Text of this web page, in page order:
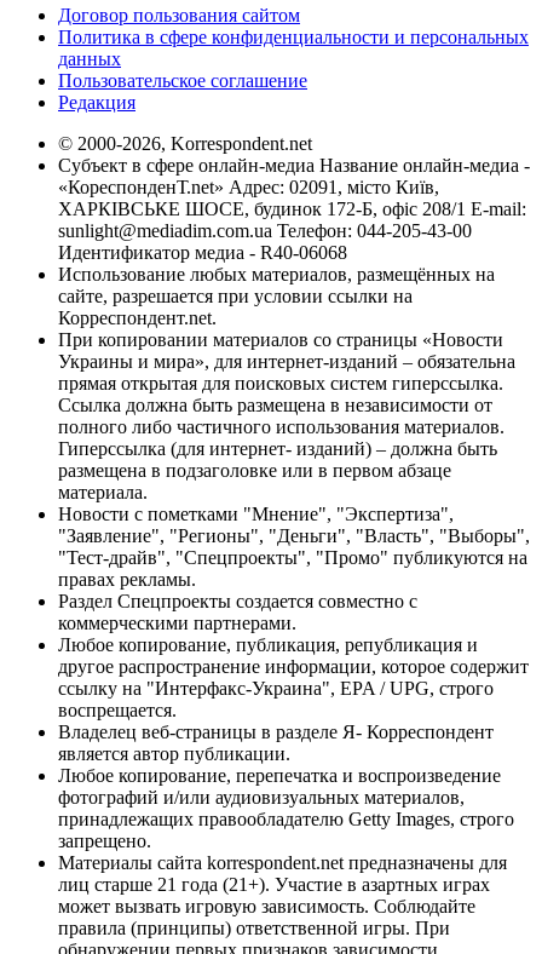
Договор пользования сайтом
Политика в сфере конфиденциальности и персональных
данных
Пользовательское соглашение
Редакция
© 2000-2026, Korrespondent.net
Субъект в сфере онлайн-медиа Название онлайн-медиа -
«КореспонденТ.net» Адрес: 02091, місто Київ,
ХАРКІВСЬКЕ ШОСЕ, будинок 172-Б, офіс 208/1 E-mail:
sunlight@mediadim.com.ua Телефон: 044-205-43-00
Идентификатор медиа - R40-06068
Использование любых материалов, размещённых на
сайте, разрешается при условии ссылки на
Корреспондент.net.
При копировании материалов со страницы «Новости
Украины и мира», для интернет-изданий – обязательна
прямая открытая для поисковых систем гиперссылка.
Ссылка должна быть размещена в независимости от
полного либо частичного использования материалов.
Гиперссылка (для интернет- изданий) – должна быть
размещена в подзаголовке или в первом абзаце
материала.
Новости с пометками "Мнение", "Экспертиза",
"Заявление", "Регионы", "Деньги", "Власть", "Выборы",
"Тест-драйв", "Спецпроекты", "Промо" публикуются на
правах рекламы.
Раздел Спецпроекты создается совместно с
коммерческими партнерами.
Любое копирование, публикация, републикация и
другое распространение информации, которое содержит
ссылку на "Интерфакс-Украина", EPA / UPG, строго
воспрещается.
Владелец веб-страницы в разделе Я- Корреспондент
является автор публикации.
Любое копирование, перепечатка и воспроизведение
фотографий и/или аудиовизуальных материалов,
принадлежащих правообладателю Getty Images, строго
запрещено.
Материалы сайта korrespondent.net предназначены для
лиц старше 21 года (21+). Участие в азартных играх
может вызвать игровую зависимость. Соблюдайте
правила (принципы) ответственной игры. При
обнаружении первых признаков зависимости